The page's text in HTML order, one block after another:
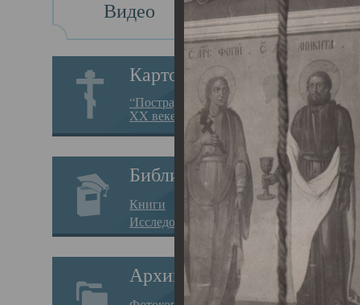
Видео
Картотека
“Пострадавшие за веру в
XX веке на Севере”
Библиотека
Книги
Исследования
Архив